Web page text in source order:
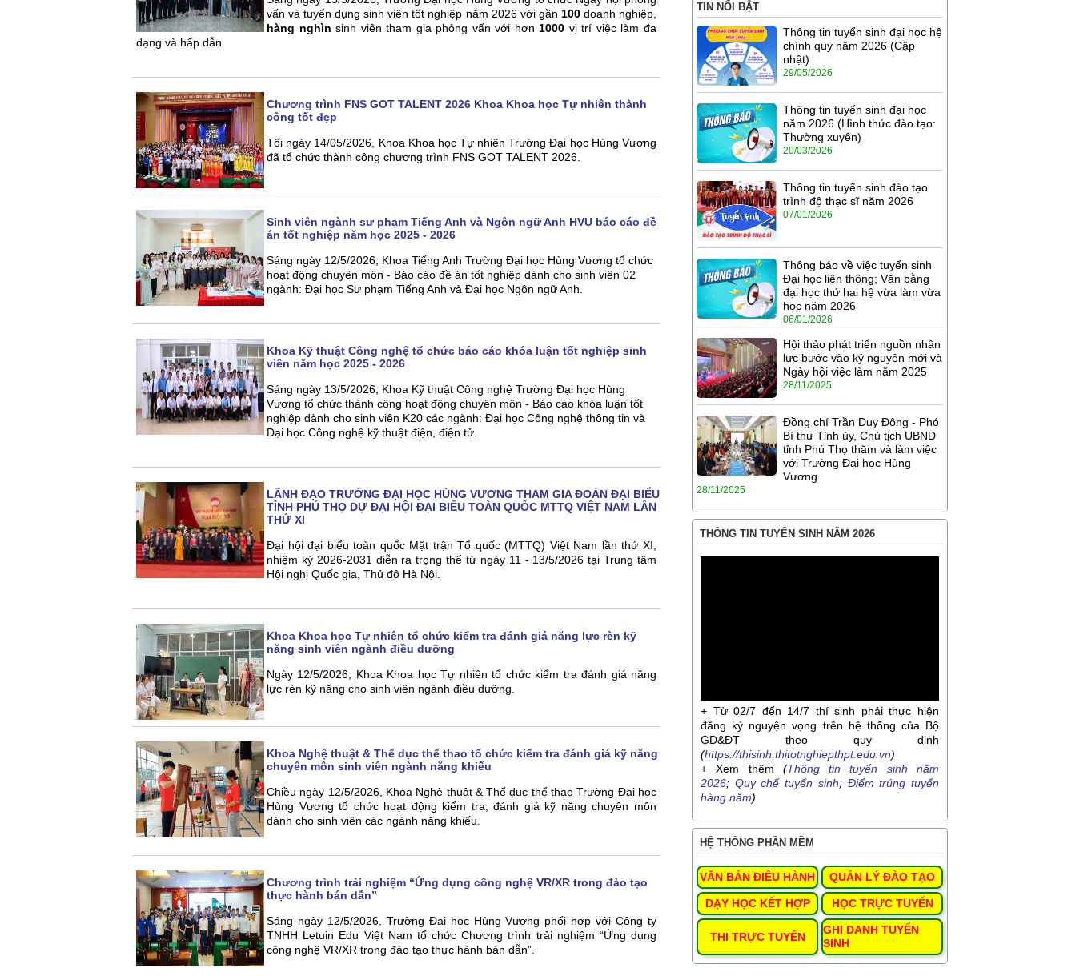
vấn và tuyển dụng sinh viên tốt nghiệp năm 2026 với gần 100doanh nghiệp,
hàng nghìn sinh viên tham gia phỏng vấn với hơn1000 vị trí việc làm đa
dạng và hấp dẫn.
Chương trình FNS GOT TALENT 2026 Khoa Khoa học Tự nhiên thành
công tốt đẹp
Tối ngày 14/05/2026, Khoa Khoa học Tự nhiên Trường Đại học Hùng Vương
đã tổ chức thành công chương trình FNS GOT TALENT 2026.
Sinh viên ngành sư phạm Tiếng Anh và Ngôn ngữ Anh HVU báo cáo đề
án tốt nghiệp năm học 2025 - 2026
Sáng ngày 12/5/2026, Khoa Tiếng Anh Trường Đại học Hùng Vương tổ chức
hoạt động chuyên môn - Báo cáo đề án tốt nghiệp dành cho sinh viên 02
ngành: Đại học Sư phạm Tiếng Anh và Đại học Ngôn ngữ Anh.
Khoa Kỹ thuật Công nghệ tổ chức báo cáo khóa luận tốt nghiệp sinh
viên năm học 2025 - 2026
Sáng ngày 13/5/2026, Khoa Kỹ thuật Công nghệ Trường Đại học Hùng
Vương tổ chức thành công hoạt động chuyên môn - Báo cáo khóa luận tốt
nghiệp dành cho sinh viên K20 các ngành: Đại học Công nghệ thông tin và
Đại học Công nghệ kỹ thuật điện, điện tử.
LÃNH ĐẠO TRƯỜNG ĐẠI HỌC HÙNG VƯƠNG THAM GIA ĐOÀN ĐẠI BIỂU
TỈNH PHÚ THỌ DỰ ĐẠI HỘI ĐẠI BIỂU TOÀN QUỐC MTTQ VIỆT NAM LẦN
THỨ XI
Đại hội đại biểu toàn quốc Mặt trận Tổ quốc (MTTQ) Việt Nam lần thứ XI,
nhiệm kỳ 2026-2031 diễn ra trọng thể từ ngày 11 - 13/5/2026 tại Trung tâm
Hội nghị Quốc gia, Thủ đô Hà Nội.
Khoa Khoa học Tự nhiên tổ chức kiểm tra đánh giá năng lực rèn kỹ
năng sinh viên ngành điều dưỡng
Ngày 12/5/2026, Khoa Khoa học Tự nhiên tổ chức kiểm tra đánh giá năng
lực rèn kỹ năng cho sinh viên ngành điều dưỡng.
Khoa Nghệ thuật & Thể dục thể thao tổ chức kiểm tra đánh giá kỹ năng
chuyên môn sinh viên ngành năng khiếu
Chiều ngày 12/5/2026, Khoa Nghệ thuật & Thể dục thể thao Trường Đại học
Hùng Vương tổ chức hoạt động kiểm tra, đánh giá kỹ năng chuyên môn
dành cho sinh viên các ngành năng khiếu.
Chương trình trải nghiệm “Ứng dụng công nghệ VR/XR trong đào tạo
thực hành bán dẫn”
Sáng ngày 12/5/2026, Trường Đại học Hùng Vương phối hợp với Công ty
TNHH Letuin Edu Việt Nam tổ chức Chương trình trải nghiệm “Ứng dụng
công nghệ VR/XR trong đào tạo thực hành bán dẫn”.
TIN NỔI BẬT
Thông tin tuyển sinh đại học hệ
chính quy năm 2026 (Cập
nhật)
29/05/2026
Thông tin tuyển sinh đại học
năm 2026 (Hình thức đào tạo:
Thường xuyên)
20/03/2026
Thông tin tuyển sinh đào tạo
trình độ thạc sĩ năm 2026
07/01/2026
Thông báo về việc tuyển sinh
Đại học liên thông; Văn bằng
đại học thứ hai hệ vừa làm vừa
học năm 2026
06/01/2026
Hội thảo phát triển nguồn nhân
lực bước vào kỷ nguyên mới và
Ngày hội việc làm năm 2025
28/11/2025
Đồng chí Trần Duy Đông - Phó
Bí thư Tỉnh ủy, Chủ tịch UBND
tỉnh Phú Thọ thăm và làm việc
với Trường Đại học Hùng
Vương
28/11/2025
THÔNG TIN TUYỂN SINH NĂM 2026
+ Từ 02/7 đến 14/7 thí sinh phải thực hiện
đăng ký nguyện vọng trên hệ thống của Bộ
GD&ĐT theo quy định
(https://thisinh.thitotnghiepthpt.edu.vn)
+ Xem thêm (Thông tin tuyển sinh năm
2026; Quy chế tuyển sinh; Điểm trúng tuyển
hàng năm)
HỆ THỐNG PHẦN MỀM
VĂN BẢN ĐIỀU HÀNH QUẢN LÝ ĐÀO TẠO
DẠY HỌC KẾT HỢP HỌC TRỰC TUYẾN
THI TRỰC TUYẾN
GHI DANH TUYỂN
SINH